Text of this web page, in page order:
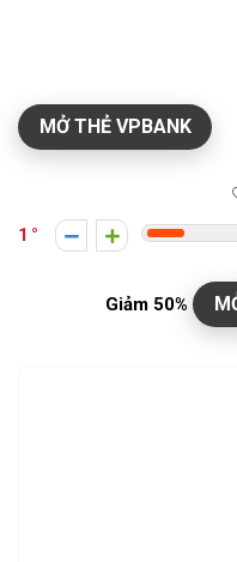
MỞ THẺ VPBANK
1
Giảm 50%